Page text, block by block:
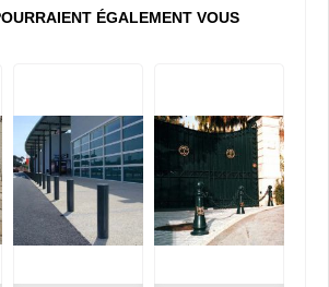
ÉGALEMENT VOUS